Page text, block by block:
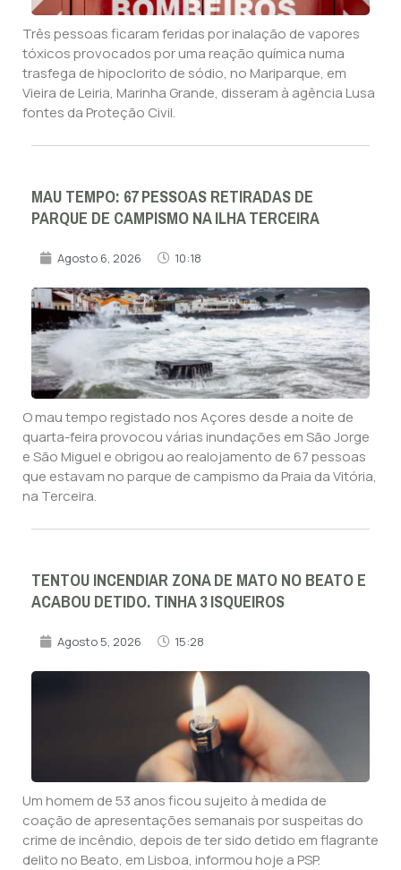
Três pessoas ficaram feridas por inalação de vapores
tóxicos provocados por uma reação química numa
trasfega de hipoclorito de sódio, no Mariparque, em
Vieira de Leiria, Marinha Grande, disseram à agência Lusa
fontes da Proteção Civil.
MAU TEMPO: 67 PESSOAS RETIRADAS DE
PARQUE DE CAMPISMO NA ILHA TERCEIRA
Agosto 6, 2026 10:18
O mau tempo registado nos Açores desde a noite de
quarta-feira provocou várias inundações em São Jorge
e São Miguel e obrigou ao realojamento de 67 pessoas
que estavam no parque de campismo da Praia da Vitória,
na Terceira.
TENTOU INCENDIAR ZONA DE MATO NO BEATO E
ACABOU DETIDO. TINHA 3 ISQUEIROS
Agosto 5, 2026 15:28
Um homem de 53 anos ficou sujeito à medida de
coação de apresentações semanais por suspeitas do
crime de incêndio, depois de ter sido detido em flagrante
delito no Beato, em Lisboa, informou hoje a PSP.